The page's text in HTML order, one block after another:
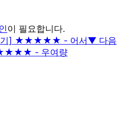
이 필요합니다.
기] ★★★★★ - 어서▼ 다음
- 우여량